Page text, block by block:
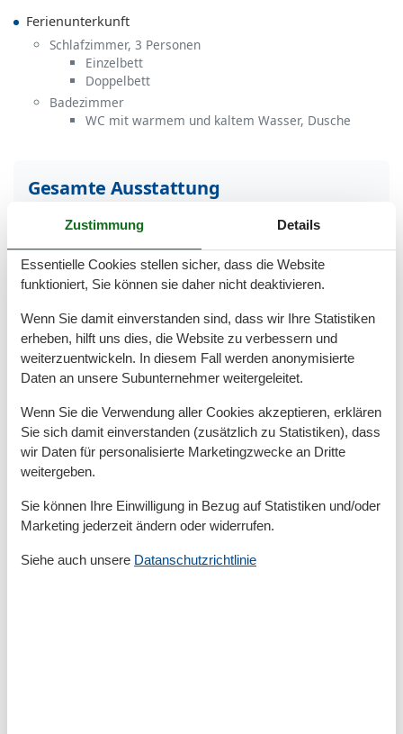
Ferienunterkunft
Schlafzimmer, 3 Personen
Einzelbett
Doppelbett
Badezimmer
WC mit warmem und kaltem Wasser, Dusche
Gesamte Ausstattung
Badezimmer
TOILETTE. Heißes und kaltes Wasser
Diverse
Alternative Heizung, Ölradiator
Anzahl Kinderbetten
Anzahl kostenloser Kinder (<4 Jahre)
Etage Erdgeschoss
Ferienwohnung
Renoviert
2015
Strom und Heizung exkl.
Wasser inkl.
Eingezäuntes Grundstück
Gartenmöbel
Grill
Kostenloser Parkplatz auf dem Gelände
Zustimmung Details
Essentielle Cookies stellen sicher, dass die Website
funktioniert, Sie können sie daher nicht deaktivieren.
Wenn Sie damit einverstanden sind, dass wir Ihre Statistiken
erheben, hilft uns dies, die Website zu verbessern und
weiterzuentwickeln. In diesem Fall werden anonymisierte
Daten an unsere Subunternehmer weitergeleitet.
Wenn Sie die Verwendung aller Cookies akzeptieren, erklären
Sie sich damit einverstanden (zusätzlich zu Statistiken), dass
wir Daten für personalisierte Marketingzwecke an Dritte
weitergeben.
Sie können Ihre Einwilligung in Bezug auf Statistiken und/oder
Marketing jederzeit ändern oder widerrufen.
Siehe auch unsere Datanschutzrichtlinie